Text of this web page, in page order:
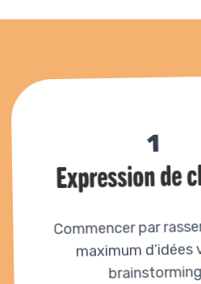
1
Expression de
Commencer par
maximum d’idées
brainstorming